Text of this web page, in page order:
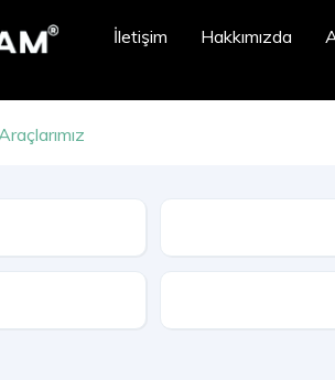
İletişim Hakkımızda